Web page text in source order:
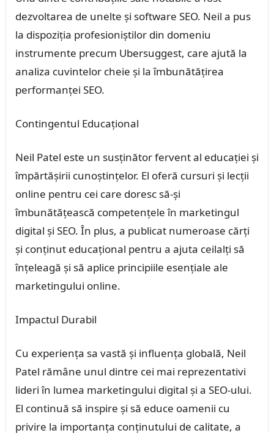
dezvoltarea de unelte și software SEO. Neil a pus
la dispoziția profesioniștilor din domeniu
instrumente precum Ubersuggest, care ajută la
analiza cuvintelor cheie și la îmbunătățirea
performanței SEO.
Contingentul Educațional
Neil Patel este un susținător fervent al educației și
împărtășirii cunoștințelor. El oferă cursuri și lecții
online pentru cei care doresc să-și
îmbunătățească competențele în marketingul
digital și SEO. În plus, a publicat numeroase cărți
și conținut educațional pentru a ajuta ceilalți să
înțeleagă și să aplice principiile esențiale ale
marketingului online.
Impactul Durabil
Cu experiența sa vastă și influența globală, Neil
Patel rămâne unul dintre cei mai reprezentativi
lideri în lumea marketingului digital și a SEO-ului.
El continuă să inspire și să educe oamenii cu
privire la importanța conținutului de calitate, a